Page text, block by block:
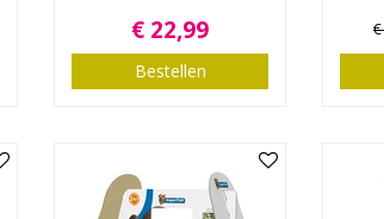
€ 22,99
Bestellen
€